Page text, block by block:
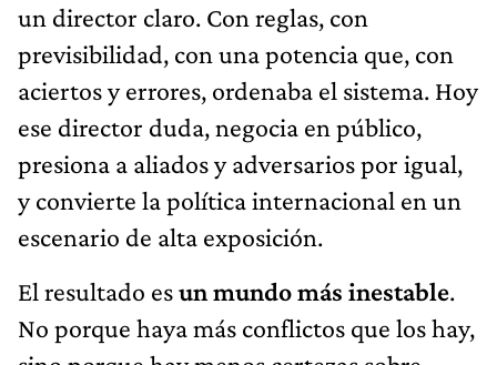
un director claro. Con reglas, con
previsibilidad, con una potencia que, con
aciertos y errores, ordenaba el sistema. Hoy
ese director duda, negocia en público,
presiona a aliados y adversarios por igual,
y convierte la política internacional en un
escenario de alta exposición.
El resultado esun mundo más inestable.
No porque haya más conflictos que los hay,